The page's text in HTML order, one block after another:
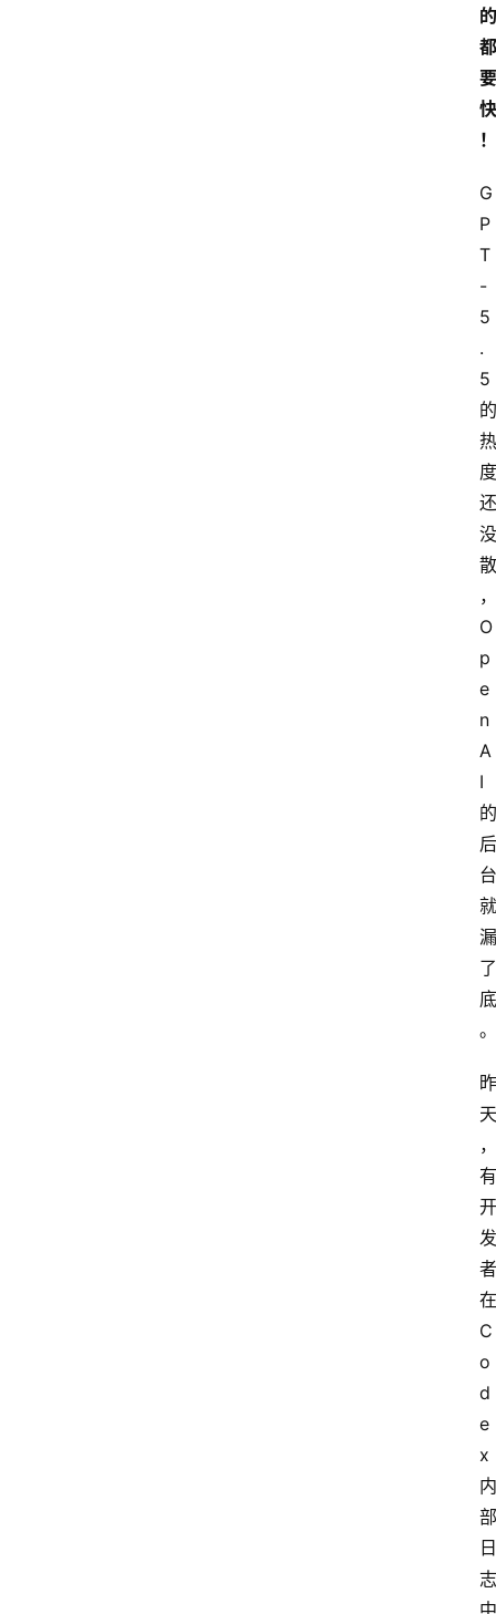
的
都
要
快
！
G
P
T
-
5
.
5
的
热
度
还
没
散
，
O
p
e
n
A
I
的
后
台
就
漏
了
底
。
昨
天
，
有
开
发
者
在
C
o
d
e
x
内
部
日
志
中